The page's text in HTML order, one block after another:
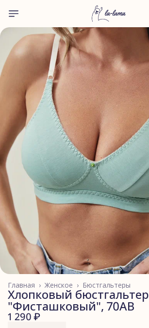
Бюстгальтеры
Женское ›
Главная ›
Хлопковый бюстгальтер
"Фисташковый", 70AB
1 290 ₽